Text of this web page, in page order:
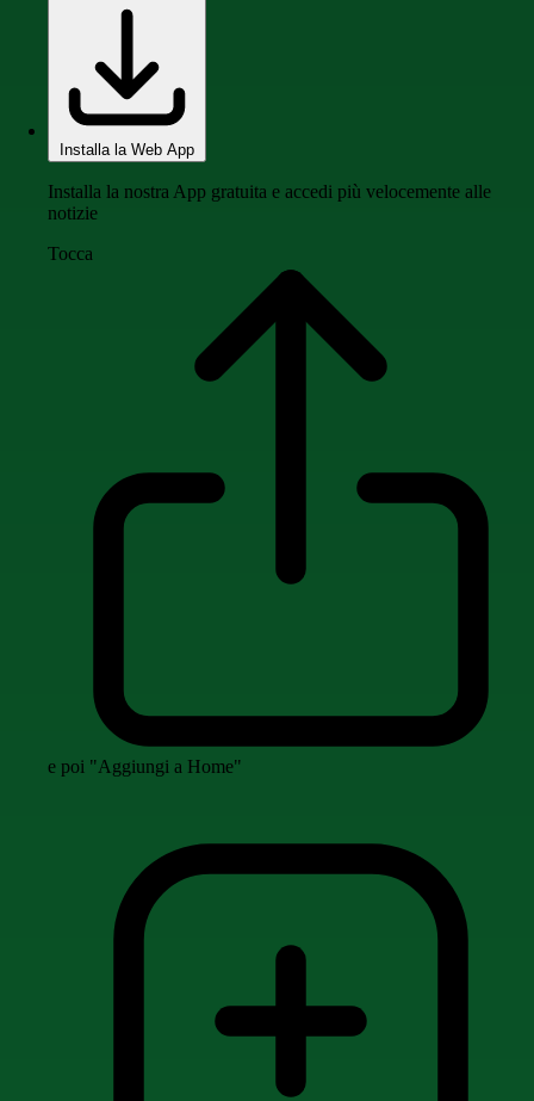
Installa la Web App
Installa la nostra App gratuita e accedi più velocemente alle
notizie
Tocca
e poi "Aggiungi a Home"